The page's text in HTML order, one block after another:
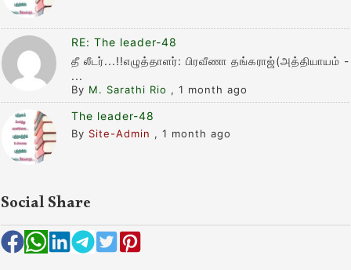
RE: The leader-48
தீ லீடர்...!!எழுத்தாளர்: பிரவீணா தங்கராஜ்(அத்தியாயம் -
...
By M. Sarathi Rio , 1 month ago
The leader-48
By Site-Admin , 1 month ago
Social Share